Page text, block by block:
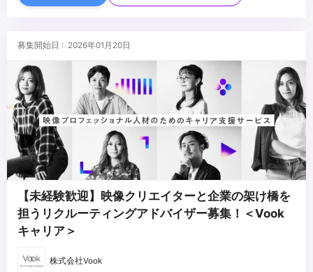
・KPIやKGIを設計し、施策を推進・実行した経験（数値目標に基づ
ロジェクトを牽引した経験）
・制作進行や社内外のステークホルダーとの折衝・調整業務の経験
...
募集開始日 : 2026年01月20日
【未経験歓迎】映像クリエイターと企業の架け橋を
担うリクルーティングアドバイザー募集！＜Vook
キャリア＞
株式会社Vook